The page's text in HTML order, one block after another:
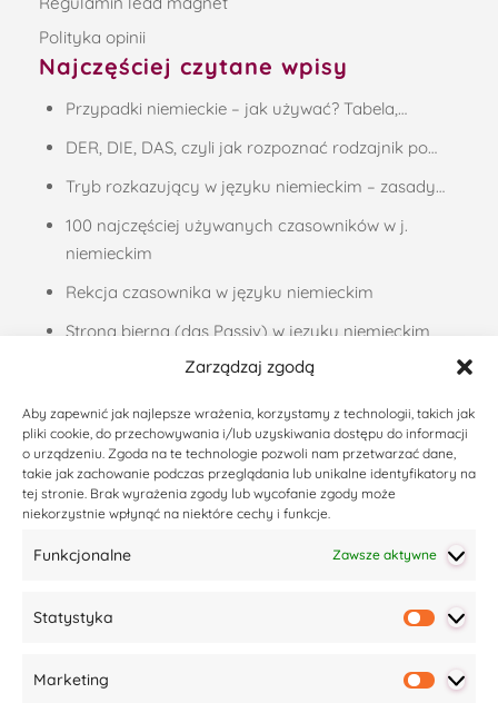
Zarządzaj zgodą
Aby zapewnić jak najlepsze wrażenia, korzystamy z technologii, takich jak
pliki cookie, do przechowywania i/lub uzyskiwania dostępu do informacji
o urządzeniu. Zgoda na te technologie pozwoli nam przetwarzać dane,
takie jak zachowanie podczas przeglądania lub unikalne identyfikatory na
tej stronie. Brak wyrażenia zgody lub wycofanie zgody może
niekorzystnie wpłynąć na niektóre cechy i funkcje.
Funkcjonalne Zawsze aktywne
Statystyka
Marketing
Polityka opinii
Najczęściej czytane wpisy
Przypadki niemieckie – jak używać? Tabela,…
DER, DIE, DAS, czyli jak rozpoznać rodzajnik po…
Tryb rozkazujący w języku niemieckim – zasady…
100 najczęściej używanych czasowników w j.
niemieckim
Rekcja czasownika w języku niemieckim
Strona bierna (das Passiv) w języku niemieckim
Liczebniki porządkowe, czyli jak podawać daty w…
Zaimki dzierżawcze w języku niemieckim –…
Życzenia noworoczne po niemiecku – 37 propozycji
Codzienny niemiecki – podsumowanie akcji
Co pomaga w nauce języka niemieckiego (i nie tylko)?
50 podstawowych przymiotników w języku niemieckim